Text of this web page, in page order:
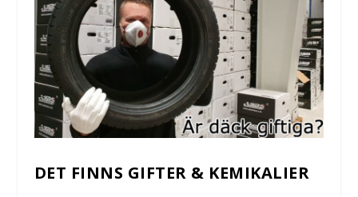
DET FINNS GIFTER & KEMIKALIER